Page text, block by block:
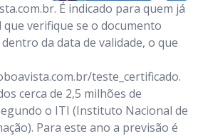
É indicado para quem já
verifique se o documento
da data de validade, o que
teste_certificado.
cerca de 2,5 milhões de
o ITI (Instituto Nacional de
Para este ano a previsão é